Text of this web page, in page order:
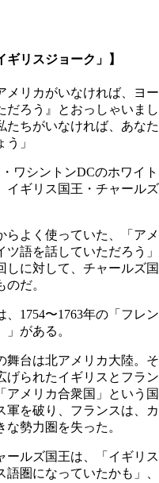
ギリスジョーク」】
リカがいなければ、ヨー
だろう』とおっしゃいまし
たちがいなければ、あなた
」
ワシントンDCのホワイト
イギリス国王・チャールズ
らよく使っていた、「アメ
語を話していただろう」
しに対して、チャールズ国
だ。
1754〜1763年の「フレン
がある。
舞台は北アメリカ大陸。そ
げられたイギリスとフラン
アメリカ合衆国」という国
軍を破り、フランスは、カ
勢力圏を失った。
ールズ国王は、「イギリス
圏になっていたかも」、